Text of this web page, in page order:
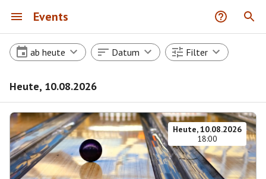
Events
ab heute Datum Filter
Heute, 10.08.2026
Heute, 10.08.2026
18:00